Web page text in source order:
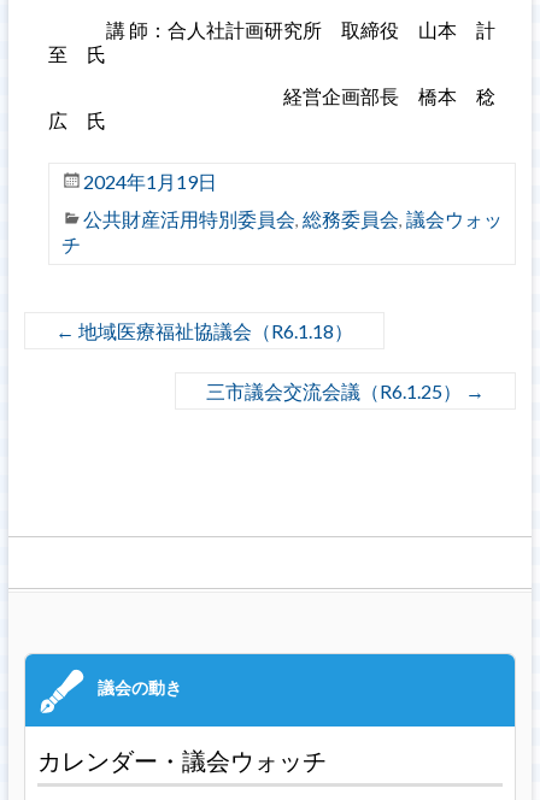
講 師：合人社計画研究所 取締役 山本 計
至 氏
経営企画部長 橋本 稔
広 氏
2024年1月19日
公共財産活用特別委員会, 総務委員会, 議会ウォッ
チ
← 地域医療福祉協議会（R6.1.18）
三市議会交流会議（R6.1.25） →
カレンダー・議会ウォッチ